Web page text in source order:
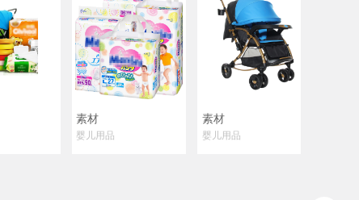
素材
婴儿用品
素材
婴儿用品